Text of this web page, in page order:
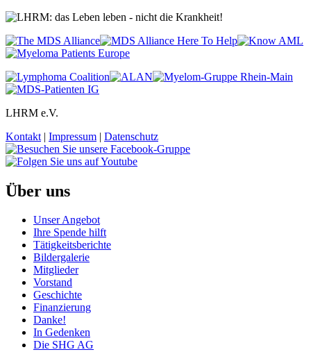
LHRM e.V.
Kontakt | Impressum | Datenschutz
Über uns
Unser Angebot
Ihre Spende hilft
Tätigkeitsberichte
Bildergalerie
Mitglieder
Vorstand
Geschichte
Finanzierung
Danke!
In Gedenken
Die SHG AG